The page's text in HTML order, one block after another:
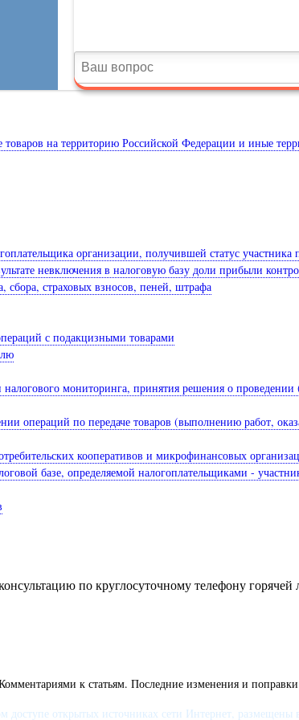
на территорию Российской Федерации и иные
организации, получившей статус
невключения в налоговую базу доли прибыли
сбора, страховых взносов, пеней, штрафа
с подакцизными товарами
мониторинга, принятия решения о
операций по передаче товаров (выполнению работ,
кооперативов и микрофинансовых
базе, определяемой налогоплательщиками -
по круглосуточному телефону горячей
к статьям. Последние изменения и
открытых источниках сети Интернет, размещены